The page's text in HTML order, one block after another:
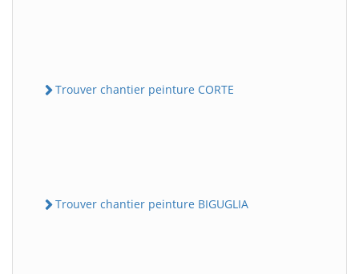
Trouver chantier peinture CORTE
Trouver chantier peinture BIGUGLIA